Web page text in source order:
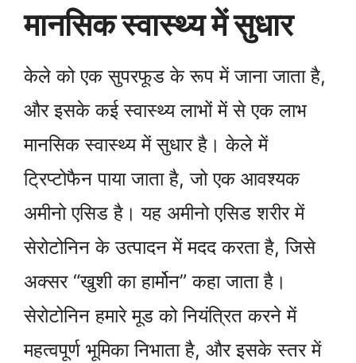
मानसिक स्वास्थ्य में सुधार
केले को एक सुपरफूड के रूप में जाना जाता है,
और इसके कई स्वास्थ्य लाभों में से एक लाभ
मानसिक स्वास्थ्य में सुधार है। केले में
ट्रिप्टोफैन पाया जाता है, जो एक आवश्यक
अमीनो एसिड है। यह अमीनो एसिड शरीर में
सेरोटोनिन के उत्पादन में मदद करता है, जिसे
अक्सर “खुशी का हार्मोन” कहा जाता है।
सेरोटोनिन हमारे मूड को नियंत्रित करने में
महत्वपूर्ण भूमिका निभाता है, और इसके स्तर में